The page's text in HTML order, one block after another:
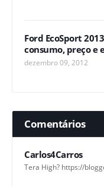
Ford EcoSport
consumo, preço e
dezembro 09, 2012
Comentários
Carlos4Carros
Tera High? https://